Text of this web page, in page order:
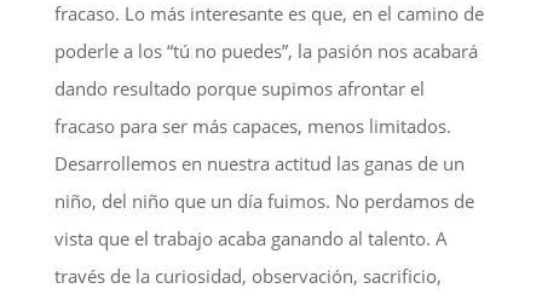
fracaso. Lo más interesante es que, en el camino de
poderle a los “tú no puedes”, la pasión nos acabará
dando resultado porque supimos afrontar el
fracaso para ser más capaces, menos limitados.
Desarrollemos en nuestra actitud las ganas de un
niño, del niño que un día fuimos. No perdamos de
vista que el trabajo acaba ganando al talento. A
través de la curiosidad, observación, sacrificio,